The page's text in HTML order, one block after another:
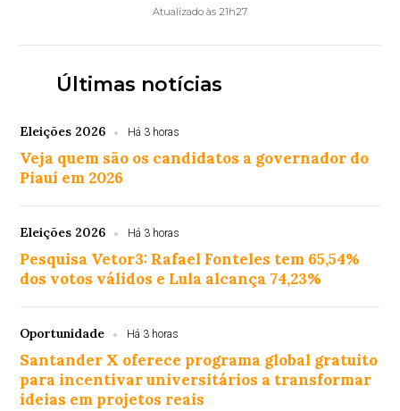
Atualizado às 21h27
Últimas notícias
Eleições 2026 Há 3 horas
Veja quem são os candidatos a governador do
Piauí em 2026
Eleições 2026 Há 3 horas
Pesquisa Vetor3: Rafael Fonteles tem 65,54%
dos votos válidos e Lula alcança 74,23%
Oportunidade Há 3 horas
Santander X oferece programa global gratuito
para incentivar universitários a transformar
ideias em projetos reais